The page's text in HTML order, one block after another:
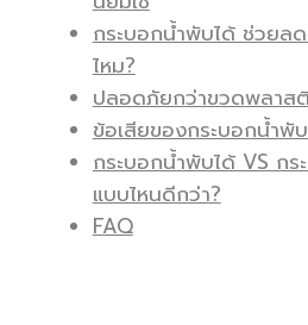
กระบอกน้ำพับได้ ช่วยล
ไหม?
ปลอดภัยกว่าขวดพลาส
ข้อเสียของกระบอกน้ำพั
กระบอกน้ำพับได้ VS กร
แบบไหนดีกว่า?
FAQ